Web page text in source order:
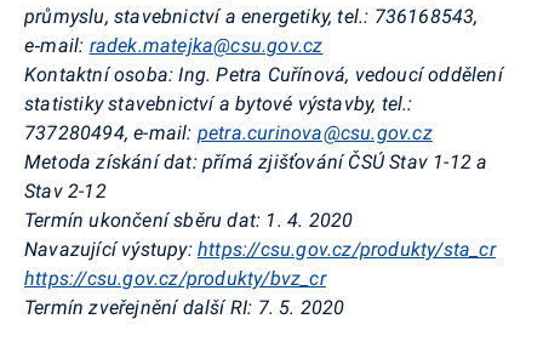
průmyslu, stavebnictví a energetiky, tel.: 736168543,
e‑mail: radek.matejka@csu.gov.cz
Kontaktní osoba: Ing. Petra Cuřínová, vedoucí oddělení
statistiky stavebnictví a bytové výstavby, tel.:
737280494, e-mail: petra.curinova@csu.gov.cz
Metoda získání dat: přímá zjišťování ČSÚ Stav 1-12 a
Stav 2-12
Termín ukončení sběru dat: 1. 4. 2020
Navazující výstupy: https://csu.gov.cz/produkty/sta_cr
https://csu.gov.cz/produkty/bvz_cr
Termín zveřejnění další RI: 7. 5. 2020